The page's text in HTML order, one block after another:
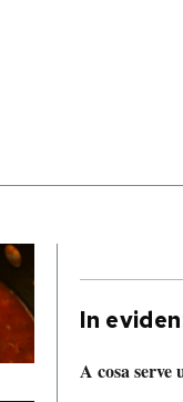
In
A cosa serve